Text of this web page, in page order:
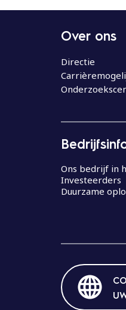
n
Over ons
Directie
Ons bedrijf in
Investeerders
Duurzame